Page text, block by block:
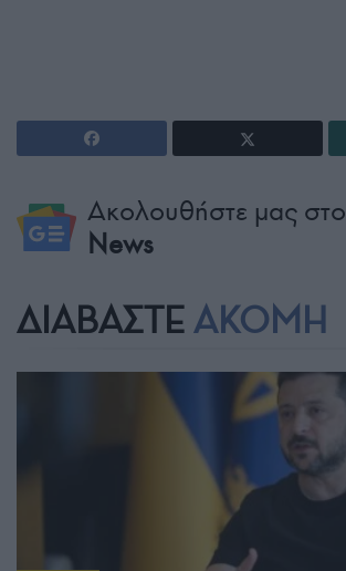
Ακολουθήστε μας στο
News
ΔΙΑΒΑΣΤΕ ΑΚΟΜΗ